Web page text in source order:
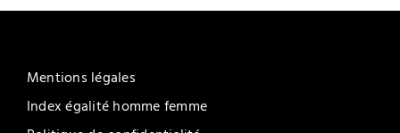
Mentions légales
Index égalité homme femme